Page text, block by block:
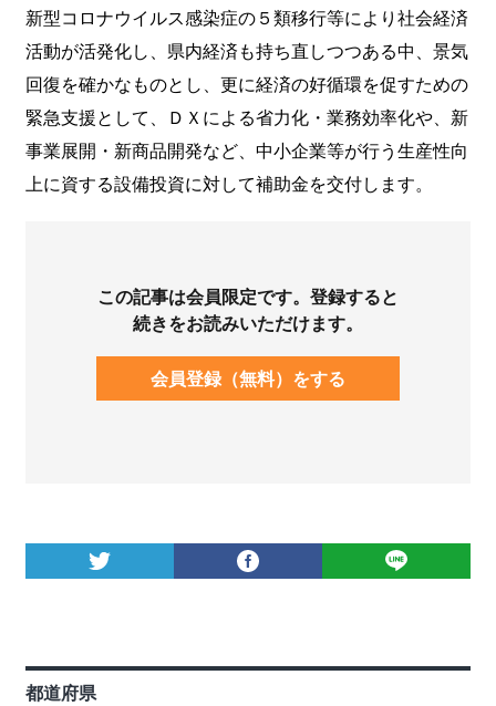
新型コロナウイルス感染症の５類移行等により社会経済
活動が活発化し、県内経済も持ち直しつつある中、景気
回復を確かなものとし、更に経済の好循環を促すための
緊急支援として、ＤＸによる省力化・業務効率化や、新
事業展開・新商品開発など、中小企業等が行う生産性向
上に資する設備投資に対して補助金を交付します。
この記事は会員限定です。登録すると
続きをお読みいただけます。
会員登録（無料）をする
都道府県